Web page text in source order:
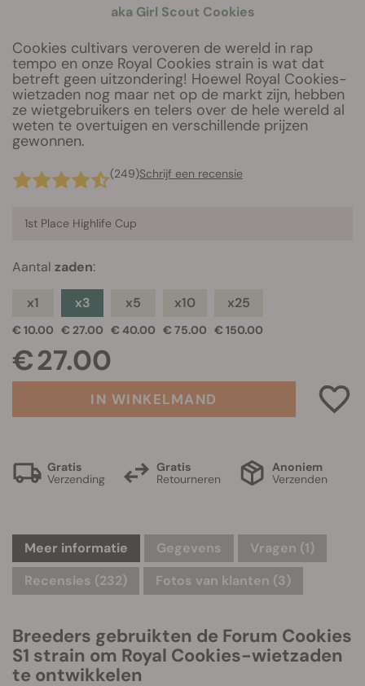
aka Girl Scout Cookies
Cookies cultivars veroveren de wereld in rap
tempo en onze Royal Cookies strain is wat dat
betreft geen uitzondering! Hoewel Royal Cookies-
wietzaden nog maar net op de markt zijn, hebben
ze wietgebruikers en telers over de hele wereld al
weten te overtuigen en verschillende prijzen
gewonnen.
(249)Schrijf een recensie
1st Place Highlife Cup
Aantal zaden:
x1
€ 10.00
x3
€ 27.00
x5
€ 40.00
x10
€ 75.00
x25
€ 150.00
€ 27.00
IN WINKELMAND
Gratis
Verzending
Gratis
Retourneren
Anoniem
Verzenden
Meer informatie Gegevens Vragen (1)
Recensies (232)
Fotos van klanten (3)
Breeders gebruikten de Forum Cookies
S1 strain om Royal Cookies-wietzaden
te ontwikkelen